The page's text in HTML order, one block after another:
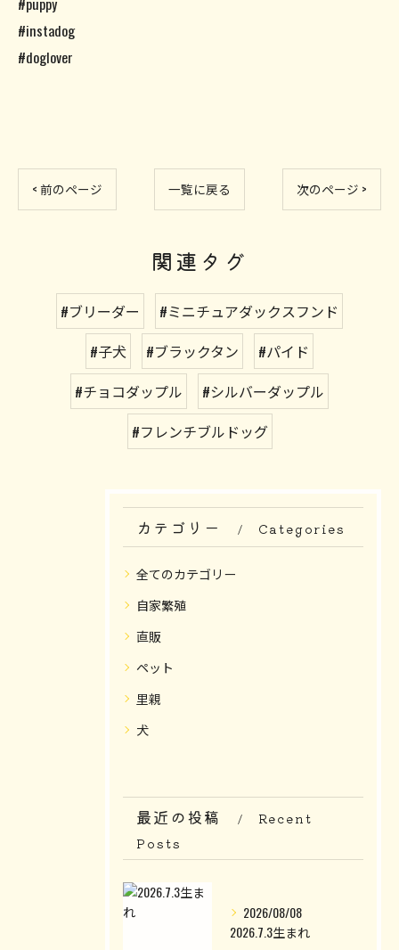
#instadog
#doglover
< 前のページ 一覧に戻る 次のページ >
関連タグ
#ブリーダー
#ミニチュアダックスフンド
#子犬
#ブラックタン
#パイド
#チョコダップル
#シルバーダップル
#フレンチブルドッグ
カテゴリー Categories
全てのカテゴリー
自家繁殖
直販
ペット
里親
犬
最近の投稿
Recent
Posts
2026/08/08
2026.7.3生まれ